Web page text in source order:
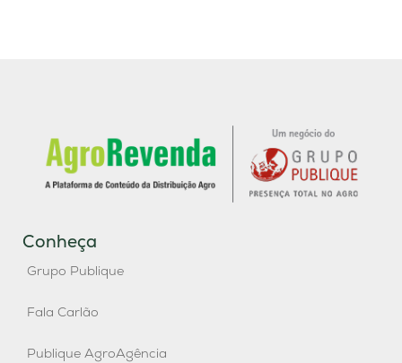
Conheça
Grupo Publique
Fala Carlão
Publique AgroAgência